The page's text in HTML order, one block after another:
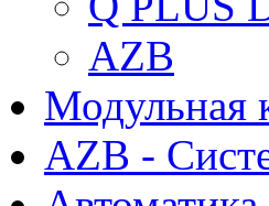
AZB
Модульная
AZB -